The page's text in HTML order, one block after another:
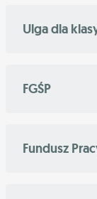
Ulga dla
FGŚP
Fundusz